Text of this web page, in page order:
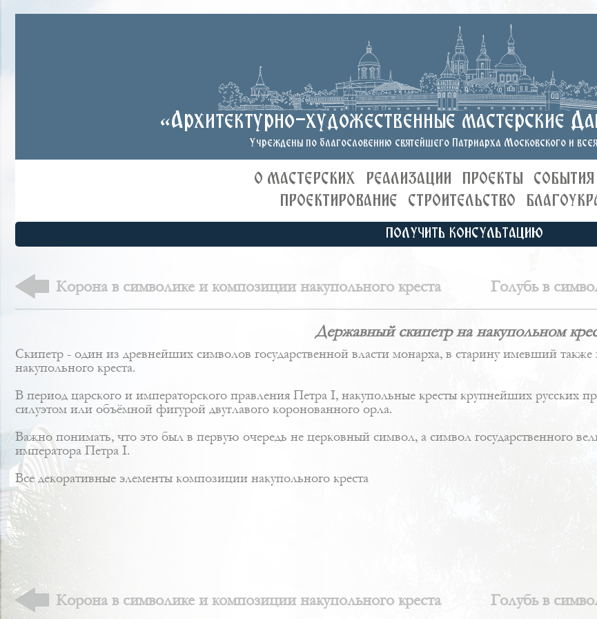
«Архитектурно-художественные мастерские
Учреждены по благословению святейшего Патриарха Московского и
О МАСТЕРСКИХ РЕАЛИЗАЦИИ ПРОЕКТЫ СОБЫТИЯ
ПРОЕКТИРОВАНИЕ
СТРОИТЕЛЬСТВО
ПОЛУЧИТЬ КОНСУЛЬТАЦИЮ
Корона в символике и композиции накупольного креста Голубь в
Державный скипетр на накупольном
Скипетр - один из древнейших символов государственной власти монарха, в старину имевший также
накупольного креста.
В период царского и императорского правления Петра I, накупольные кресты крупнейших русских
силуэтом или объёмной фигурой двуглавого коронованного орла.
Важно понимать, что это был в первую очередь не церковный символ, а символ государственного
императора Петра I.
Все декоративные элементы композиции накупольного креста
Корона в символике и композиции накупольного креста Голубь в